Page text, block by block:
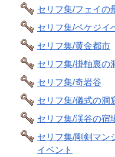
セリフ集/フェイの
セリフ集/ペケジイ
セリフ集/黄金都市
セリフ集/掛軸裏の
セリフ集/奇岩谷
セリフ集/儀式の洞
セリフ集/渓谷の宿
セリフ集/剛剣マン
イベント